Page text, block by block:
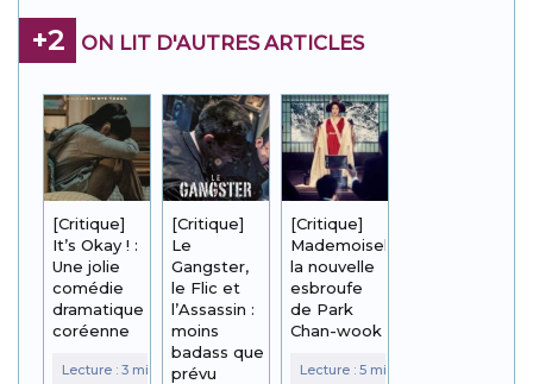
+2 ON LIT D'AUTRES ARTICLES
[Critique]
It’s Okay ! :
Une jolie
comédie
dramatique
coréenne
[Critique]
Le
Gangster,
le Flic et
l’Assassin :
moins
badass que
prévu
[Critique]
Mademoiselle :
la nouvelle
esbroufe
de Park
Chan-wook